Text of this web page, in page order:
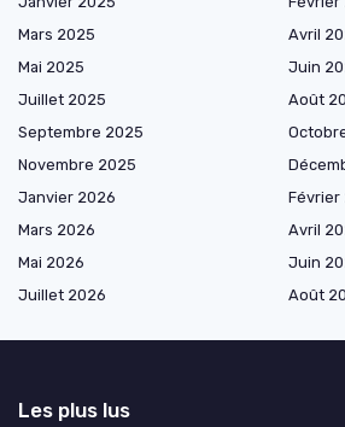
Mars 2025
Avril
Mai 2025
Juin
Juillet 2025
Août
Septembre 2025
Novembre 2025
Janvier 2026
Février
Mars 2026
Avril
Mai 2026
Juin
Juillet 2026
Août
Les plus lus